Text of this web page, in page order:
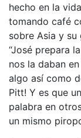
hecho en la
tomando café
sobre Asia y
“José prepara
nos la daban
algo así como
Pitt! Y es que
palabra en
un mismo